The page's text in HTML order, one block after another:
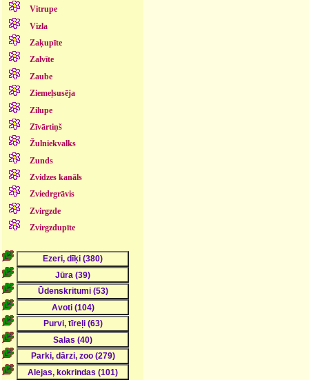
Vitrupe
Vizla
Zaķupīte
Zalvīte
Zaube
Ziemeļsusēja
Zilupe
Zīvārtiņš
Žulniekvalks
Zunds
Zvidzes kanāls
Zviedrgrāvis
Zvirgzde
Zvirgzdupīte